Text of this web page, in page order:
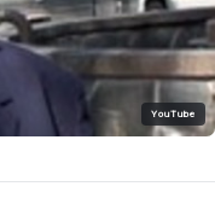
YouTube